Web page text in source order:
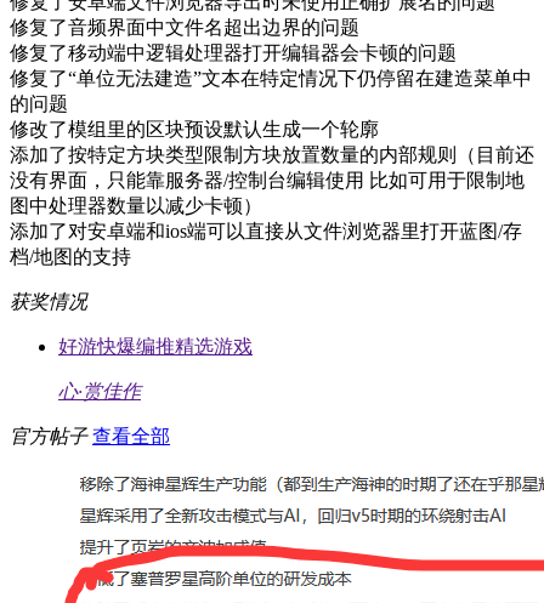
修复了音频界面中文件名超出边界的问题
修复了移动端中逻辑处理器打开编辑器会卡顿的问题
修复了“单位无法建造”文本在特定情况下仍停留在建造菜单中
的问题
修改了模组里的区块预设默认生成一个轮廓
添加了按特定方块类型限制方块放置数量的内部规则（目前还
没有界面，只能靠服务器/控制台编辑使用 比如可用于限制地
图中处理器数量以减少卡顿）
添加了对安卓端和ios端可以直接从文件浏览器里打开蓝图/存
档/地图的支持
获奖情况
好游快爆编推精选游戏
心·赏佳作
官方帖子 查看全部